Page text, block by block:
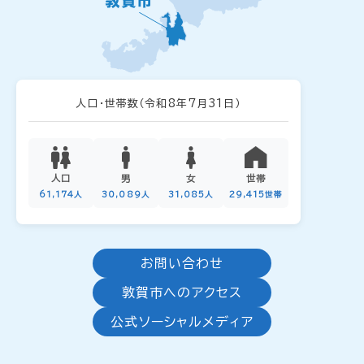
人口・世帯数 （令和8年7月31日）
人口
61,174人
男
30,089人
女
31,085人
世帯
29,415世帯
お問い合わせ
敦賀市へのアクセス
公式ソーシャルメディア